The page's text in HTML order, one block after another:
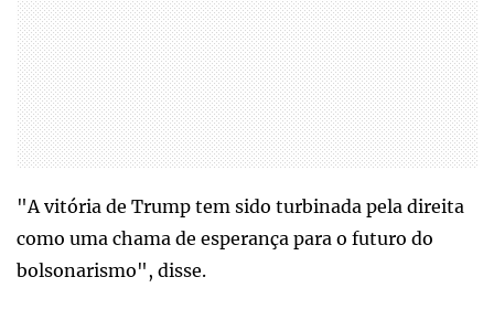
"A vitória de Trump tem sido turbinada pela direita
como uma chama de esperança para o futuro do
bolsonarismo", disse.